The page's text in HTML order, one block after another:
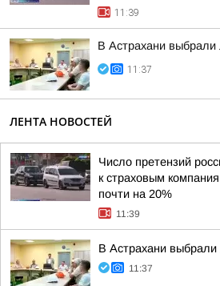
11:39
В Астрахани выбрали
11:37
ЛЕНТА НОВОСТЕЙ
Число претензий
к страховым
почти на 20%
11:39
В Астрахани выбрали
11:37